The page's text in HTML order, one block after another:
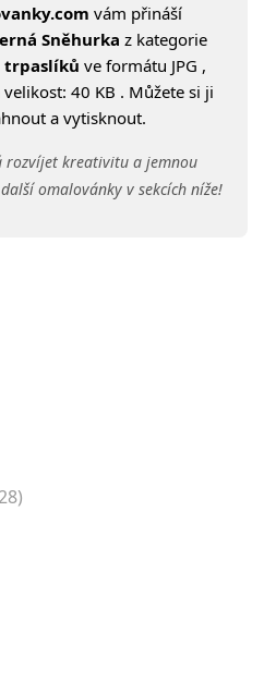
vám přináší
Sněhurka z kategorie
trpaslíků ve formátu JPG ,
40 KB . Můžete si ji
a vytisknout.
rozvíjet kreativitu a jemnou
omalovánky v sekcích níže!